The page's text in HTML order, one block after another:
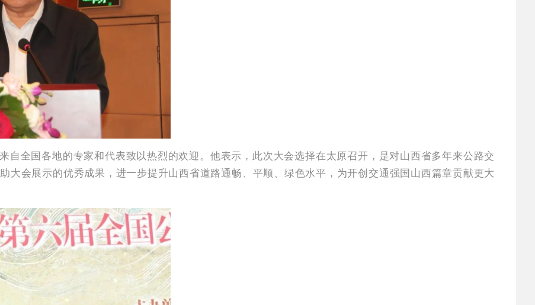
自全国各地的专家和代表致以热烈的欢迎。他表示，此次大会选择在太原召开，是对山西省多年来公路交
大会展示的优秀成果，进一步提升山西省道路通畅、平顺、绿色水平，为开创交通强国山西篇章贡献更大